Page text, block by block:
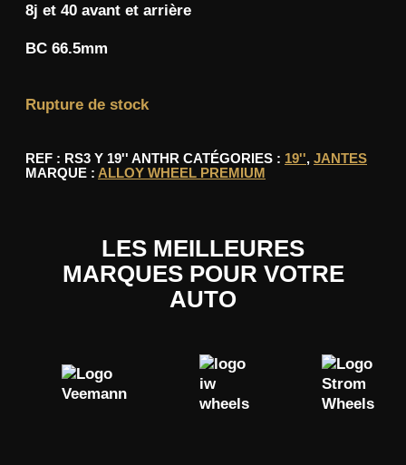
8j et 40 avant et arrière
BC 66.5mm
Rupture de stock
REF : RS3 Y 19'' ANTHR CATÉGORIES : 19'', JANTES
MARQUE : ALLOY WHEEL PREMIUM
LES MEILLEURES
MARQUES POUR VOTRE
AUTO